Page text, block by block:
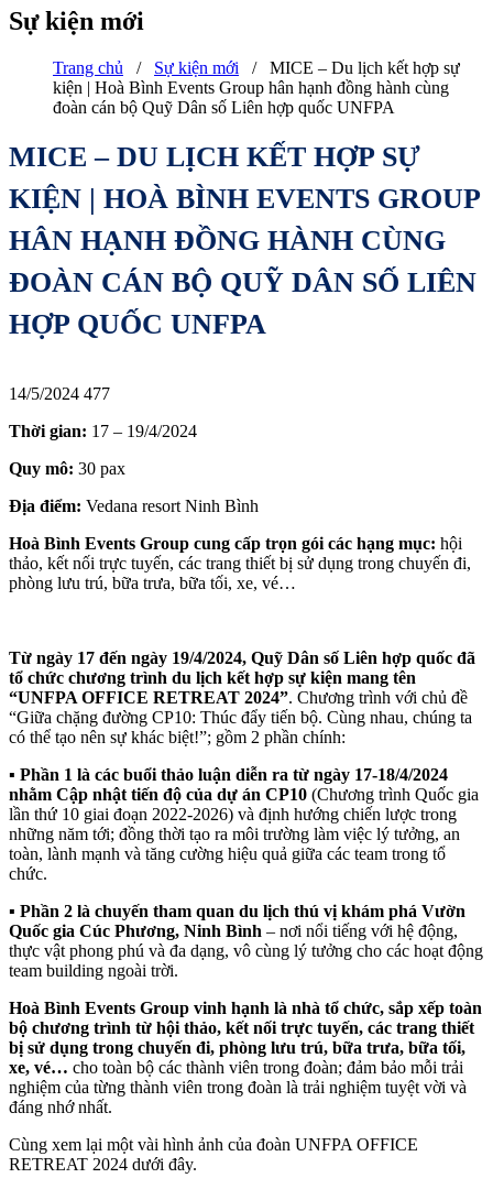
Sự kiện mới
Trang chủ / Sự kiện mới / MICE – Du lịch kết hợp sự
kiện | Hoà Bình Events Group hân hạnh đồng hành cùng
đoàn cán bộ Quỹ Dân số Liên hợp quốc UNFPA
MICE – DU LỊCH KẾT HỢP SỰ
KIỆN | HOÀ BÌNH EVENTS GROUP
HÂN HẠNH ĐỒNG HÀNH CÙNG
ĐOÀN CÁN BỘ QUỸ DÂN SỐ LIÊN
HỢP QUỐC UNFPA
14/5/2024 477
Thời gian: 17 – 19/4/2024
Quy mô: 30 pax
Địa điểm: Vedana resort Ninh Bình
Hoà Bình Events Group cung cấp trọn gói các hạng mục: hội
thảo, kết nối trực tuyến, các trang thiết bị sử dụng trong chuyến đi,
phòng lưu trú, bữa trưa, bữa tối, xe, vé…
Từ ngày 17 đến ngày 19/4/2024, Quỹ Dân số Liên hợp quốc đã
tổ chức chương trình du lịch kết hợp sự kiện mang tên
“UNFPA OFFICE RETREAT 2024”. Chương trình với chủ đề
“Giữa chặng đường CP10: Thúc đẩy tiến bộ. Cùng nhau, chúng ta
có thể tạo nên sự khác biệt!”; gồm 2 phần chính:
▪️ Phần 1 là các buổi thảo luận diễn ra từ ngày 17-18/4/2024
nhằm Cập nhật tiến độ của dự án CP10 (Chương trình Quốc gia
lần thứ 10 giai đoạn 2022-2026) và định hướng chiến lược trong
những năm tới; đồng thời tạo ra môi trường làm việc lý tưởng, an
toàn, lành mạnh và tăng cường hiệu quả giữa các team trong tổ
chức.
▪️ Phần 2 là chuyến tham quan du lịch thú vị khám phá Vườn
Quốc gia Cúc Phương, Ninh Bình – nơi nổi tiếng với hệ động,
thực vật phong phú và đa dạng, vô cùng lý tưởng cho các hoạt động
team building ngoài trời.
Hoà Bình Events Group vinh hạnh là nhà tổ chức, sắp xếp toàn
bộ chương trình từ hội thảo, kết nối trực tuyến, các trang thiết
bị sử dụng trong chuyến đi, phòng lưu trú, bữa trưa, bữa tối,
xe, vé… cho toàn bộ các thành viên trong đoàn; đảm bảo mỗi trải
nghiệm của từng thành viên trong đoàn là trải nghiệm tuyệt vời và
đáng nhớ nhất.
Cùng xem lại một vài hình ảnh của đoàn UNFPA OFFICE
RETREAT 2024 dưới đây.